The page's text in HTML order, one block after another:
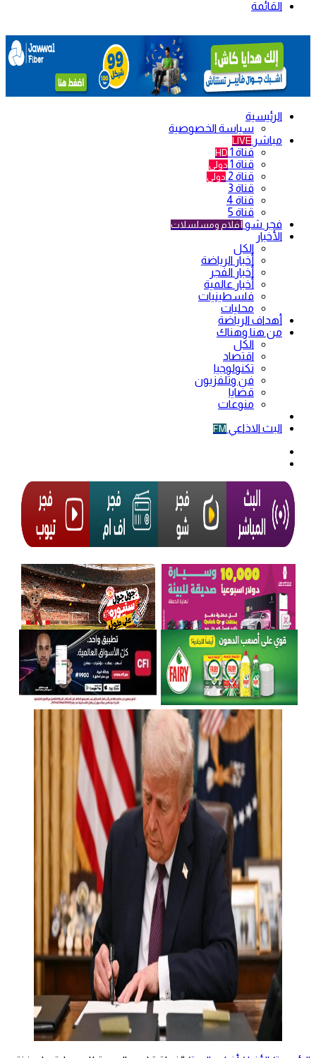
القائمة
الرئيسية
سياسة الخصوصية
مباشر LIVE
قناة 1 HD
قناة 1 دولي
قناة 2 دولي
قناة 3
قناة 4
قناة 5
فجر شو أفلام ومسلسلات
الأخبار
الكل
أخبار الرياضة
أخبار الفجر
أخبار عالمية
فلسطينيات
محليات
أهداف الرياضة
من هنا وهناك
الكل
اقتصاد
تكنولوجيا
فن وتلفزيون
قضايا
منوعات
البث الاذاعي FM